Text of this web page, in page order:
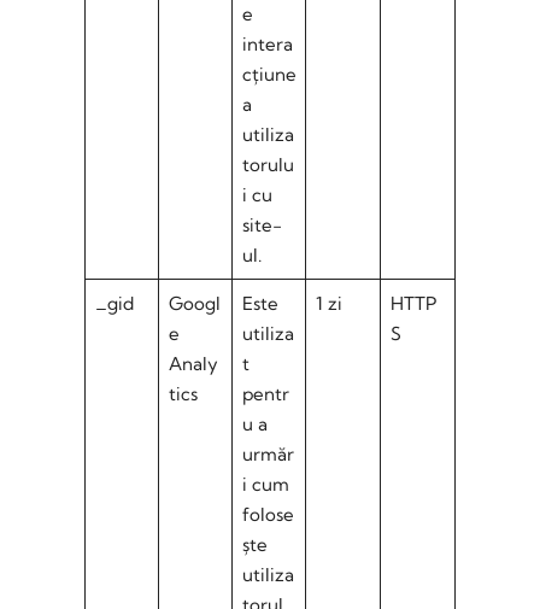
e
intera
cțiune
a
utiliza
torulu
i cu
site-
ul.
_gid
Googl
e
Analy
tics
Este
utiliza
t
pentr
u a
urmăr
i cum
folose
ște
utiliza
torul
1 zi
HTTP
S